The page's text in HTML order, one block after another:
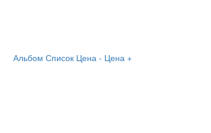
Альбом Список Цена - Цена +